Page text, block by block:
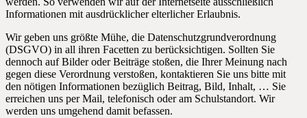
Informationen mit ausdrücklicher elterlicher Erlaubnis.
Wir geben uns größte Mühe, die Datenschutzgrundverordnung
(DSGVO) in all ihren Facetten zu berücksichtigen. Sollten Sie
dennoch auf Bilder oder Beiträge stoßen, die Ihrer Meinung nach
gegen diese Verordnung verstoßen, kontaktieren Sie uns bitte mit
den nötigen Informationen bezüglich Beitrag, Bild, Inhalt, … Sie
erreichen uns per Mail, telefonisch oder am Schulstandort. Wir
werden uns umgehend damit befassen.